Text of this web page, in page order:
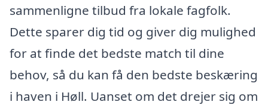
sammenligne tilbud fra lokale fagfolk.
Dette sparer dig tid og giver dig mulighed
for at finde det bedste match til dine
behov, så du kan få den bedste beskæring
i haven i Høll. Uanset om det drejer sig om